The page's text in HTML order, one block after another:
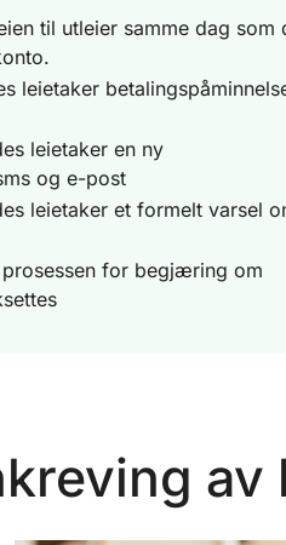
til utleier samme dag som
leietaker
leietaker en ny
og e-post
leietaker et formelt varsel
for begjæring om
av